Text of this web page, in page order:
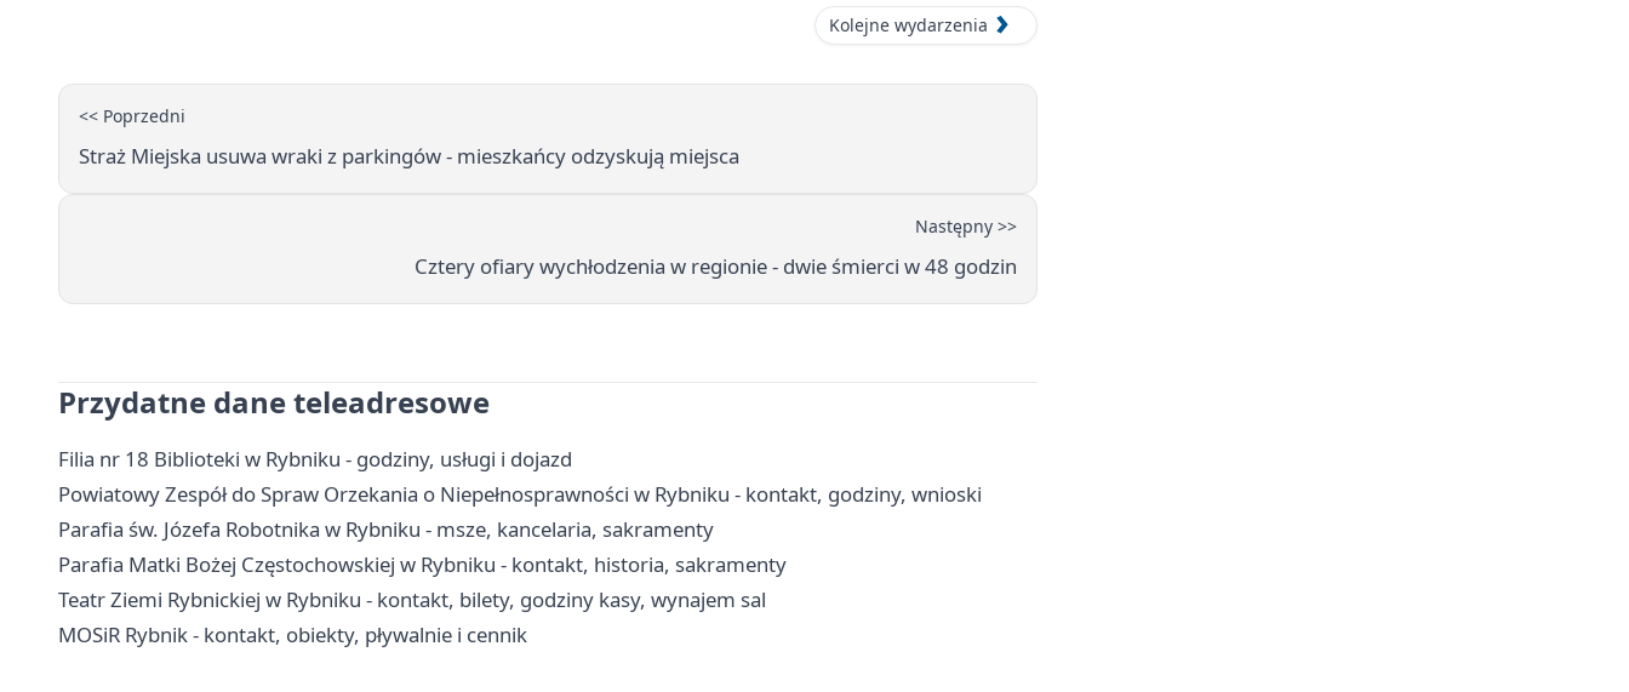
Kolejne wydarzenia
<< Poprzedni
Straż Miejska usuwa wraki z parkingów - mieszkańcy odzyskują miejsca
Następny >>
Cztery ofiary wychłodzenia w regionie - dwie śmierci w 48 godzin
Przydatne dane teleadresowe
Filia nr 18 Biblioteki w Rybniku - godziny, usługi i dojazd
Powiatowy Zespół do Spraw Orzekania o Niepełnosprawności w Rybniku - kontakt, godziny, wnioski
Parafia św. Józefa Robotnika w Rybniku - msze, kancelaria, sakramenty
Parafia Matki Bożej Częstochowskiej w Rybniku - kontakt, historia, sakramenty
Teatr Ziemi Rybnickiej w Rybniku - kontakt, bilety, godziny kasy, wynajem sal
MOSiR Rybnik - kontakt, obiekty, pływalnie i cennik